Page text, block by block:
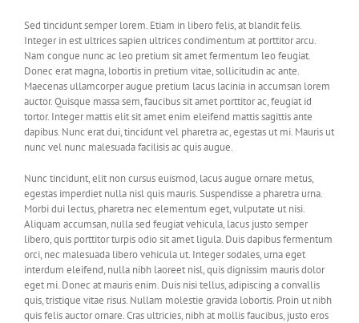
Sed tincidunt semper lorem. Etiam in libero felis, at blandit felis.
Integer in est ultrices sapien ultrices condimentum at porttitor arcu.
Nam congue nunc ac leo pretium sit amet fermentum leo feugiat.
Donec erat magna, lobortis in pretium vitae, sollicitudin ac ante.
Maecenas ullamcorper augue pretium lacus lacinia in accumsan lorem
auctor. Quisque massa sem, faucibus sit amet porttitor ac, feugiat id
tortor. Integer mattis elit sit amet enim eleifend mattis sagittis ante
dapibus. Nunc erat dui, tincidunt vel pharetra ac, egestas ut mi. Mauris ut
nunc vel nunc malesuada facilisis ac quis augue.
Nunc tincidunt, elit non cursus euismod, lacus augue ornare metus,
egestas imperdiet nulla nisl quis mauris. Suspendisse a pharetra urna.
Morbi dui lectus, pharetra nec elementum eget, vulputate ut nisi.
Aliquam accumsan, nulla sed feugiat vehicula, lacus justo semper
libero, quis porttitor turpis odio sit amet ligula. Duis dapibus fermentum
orci, nec malesuada libero vehicula ut. Integer sodales, urna eget
interdum eleifend, nulla nibh laoreet nisl, quis dignissim mauris dolor
eget mi. Donec at mauris enim. Duis nisi tellus, adipiscing a convallis
quis, tristique vitae risus. Nullam molestie gravida lobortis. Proin ut nibh
quis felis auctor ornare. Cras ultricies, nibh at mollis faucibus, justo eros